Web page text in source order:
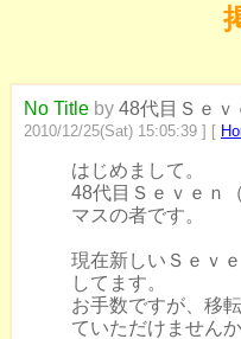
No Title by 48代目Ｓｅ
2010/12/25(Sat) 15:05:39 ] [
はじめまして。
48代目Ｓｅｖｅｎ
マスの者です。
現在新しいＳｅｖ
してます。
お手数ですが、移
ていただけません